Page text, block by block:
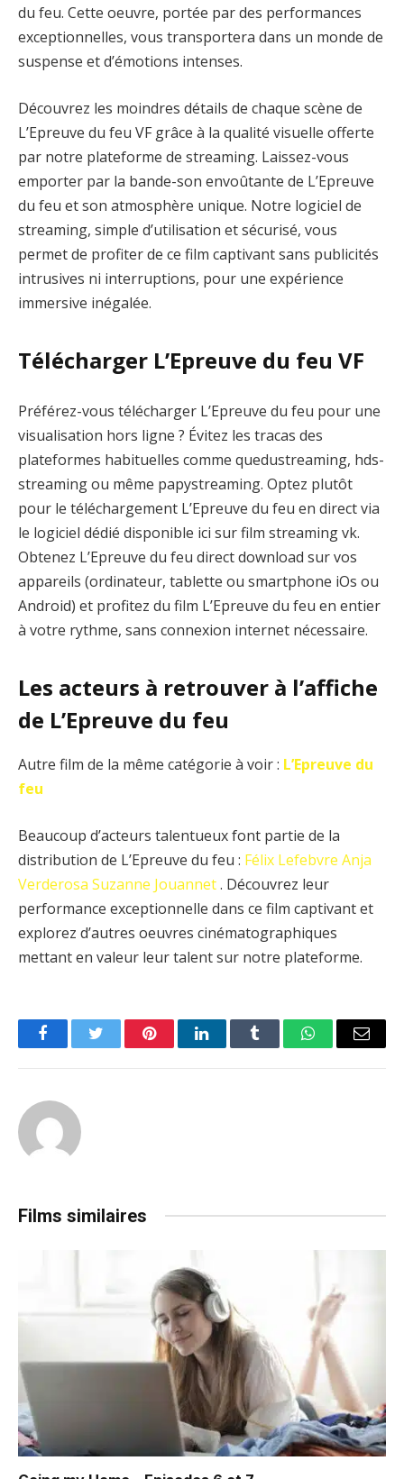
du feu. Cette oeuvre, portée par des performances
exceptionnelles, vous transportera dans un monde de
suspense et d’émotions intenses.
Découvrez les moindres détails de chaque scène de
L’Epreuve du feu VF grâce à la qualité visuelle offerte
par notre plateforme de streaming. Laissez-vous
emporter par la bande-son envoûtante de L’Epreuve
du feu et son atmosphère unique. Notre logiciel de
streaming, simple d’utilisation et sécurisé, vous
permet de profiter de ce film captivant sans publicités
intrusives ni interruptions, pour une expérience
immersive inégalée.
Télécharger L’Epreuve du feu VF
Préférez-vous télécharger L’Epreuve du feu pour une
visualisation hors ligne ? Évitez les tracas des
plateformes habituelles comme quedustreaming, hds-
streaming ou même papystreaming. Optez plutôt
pour le téléchargement L’Epreuve du feu en direct via
le logiciel dédié disponible ici sur film streaming vk.
Obtenez L’Epreuve du feu direct download sur vos
appareils (ordinateur, tablette ou smartphone iOs ou
Android) et profitez du film L’Epreuve du feu en entier
à votre rythme, sans connexion internet nécessaire.
Les acteurs à retrouver à l’affiche
de L’Epreuve du feu
Autre film de la même catégorie à voir : L’Epreuve du
feu
Beaucoup d’acteurs talentueux font partie de la
distribution de L’Epreuve du feu : Félix Lefebvre Anja
Verderosa Suzanne Jouannet. Découvrez leur
performance exceptionnelle dans ce film captivant et
explorez d’autres oeuvres cinématographiques
mettant en valeur leur talent sur notre plateforme.
FacebookTwitter PinterestLinkedInTumblr WhatsAppEmail
Films similaires